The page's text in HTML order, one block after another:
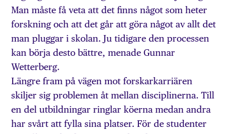
Man måste få veta att det finns något som heter
forskning och att det går att göra något av allt det
man pluggar i skolan. Ju tidigare den processen
kan börja desto bättre, menade Gunnar
Wetterberg.
Längre fram på vägen mot forskarkarriären
skiljer sig problemen åt mellan disciplinerna. Till
en del utbildningar ringlar köerna medan andra
har svårt att fylla sina platser. För de studenter